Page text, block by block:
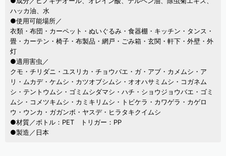
ハッカ油、水
●使用可能場所／
衣類・布団・カーペット・ぬいぐるみ・食器棚・キッチン・タンス・
畳・カーテン・椅子・布製品・網戸・ごみ箱・玄関・軒下・外壁・外
灯
●適用害虫／
クモ・チリダニ・ユスリカ・チョウバエ・ガ・アブ・カメムシ・ア
リ・ムカデ・ケムシ・カツオブシムシ・オオハサミムシ・コガネム
シ・テントウムシ・ゴミムシダマシ・ハチ・ショウジョウバエ・ゴミ
ムシ・コメツキムシ・カミキリムシ・トビケラ・カワゲラ・カゲロ
ウ・ウンカ・ガガンボ・ヤスデ・ヒラタキクイムシ
●材質／ボトル：PET トリガー：PP
●製造／日本